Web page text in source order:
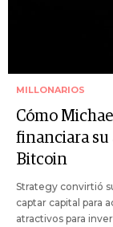
MILLONARIOS
Cómo
financiara su
Bitcoin
Strategy convirtió
captar capital para
atractivos para